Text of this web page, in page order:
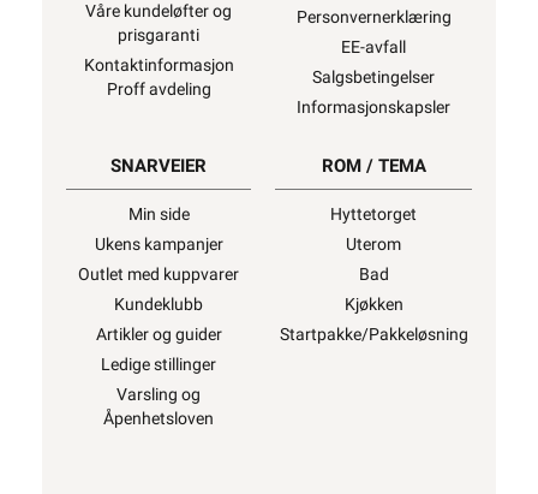
Våre kundeløfter og
prisgaranti
Kontaktinformasjon
Proff avdeling
Personvernerklæring
EE-avfall
Salgsbetingelser
Informasjonskapsler
SNARVEIER
Min side
Ukens kampanjer
Outlet med kuppvarer
Kundeklubb
Artikler og guider
Ledige stillinger
Varsling og
Åpenhetsloven
ROM / TEMA
Hyttetorget
Uterom
Bad
Kjøkken
Startpakke/Pakkeløsning